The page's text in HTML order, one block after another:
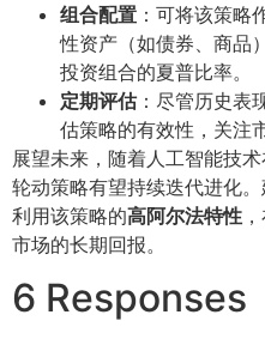
组合配置 ：可将该策略
性资产（如债券、商品
投资组合的夏普比率。
定期评估：尽管历史表
估策略的有效性，关注
展望未来，随着人工智能技
轮动策略有望持续迭代进化
利用该策略的高阿尔法特性
市场的长期回报。
6 Responses